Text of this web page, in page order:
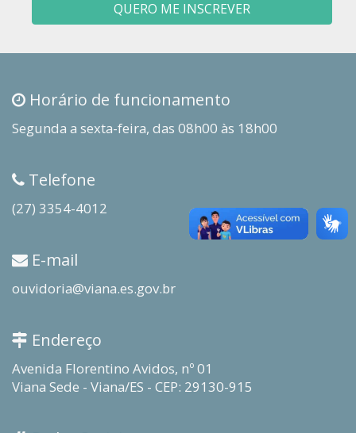
QUERO ME INSCREVER
Horário de funcionamento
Segunda a sexta-feira, das 08h00 às 18h00
Telefone
(27) 3354-4012
E-mail
ouvidoria@viana.es.gov.br
Endereço
Avenida Florentino Avidos, nº 01
Viana Sede - Viana/ES - CEP: 29130-915